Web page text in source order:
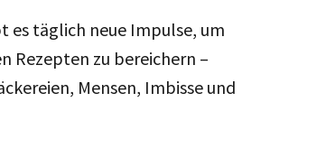
es täglich neue Impulse, um
Rezepten zu bereichern –
Mensen, Imbisse und